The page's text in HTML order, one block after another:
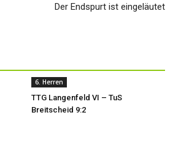
Der Endspurt ist eingeläutet
6. Herren
TTG Langenfeld VI – TuS
Breitscheid 9:2